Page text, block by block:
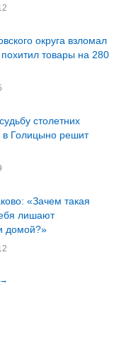
округа взломал
товары на 280
столетних
в Голицыно решит
«Зачем такая
лишают
домой?»